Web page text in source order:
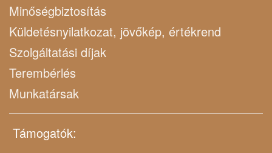
Minőségbiztosítás
Küldetésnyilatkozat, jövőkép, értékrend
Szolgáltatási díjak
Terembérlés
Munkatársak
Támogatók: